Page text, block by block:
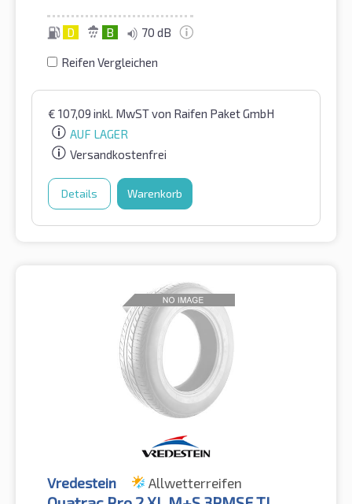
D B 70 dB
Reifen Vergleichen
€ 107,09 inkl. MwSTvon Raifen Paket GmbH
AUF LAGER
Versandkostenfrei
Details Warenkorb
Vredestein Allwetterreifen